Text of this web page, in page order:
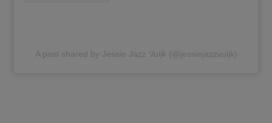
A post shared by Jessie Jazz Vuijk (@jessiejazzvuijk)